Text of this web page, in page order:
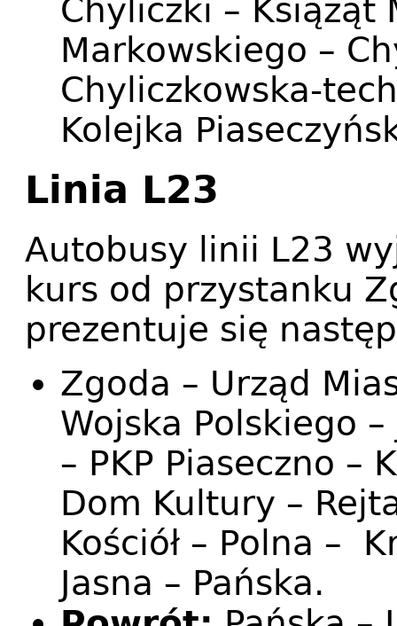
Chyliczki – Książąt
Markowskiego –
Chyliczkowska-
Kolejka
Linia L23
Autobusy linii L23
kurs od przystanku
prezentuje się
Zgoda – Urząd
Wojska Polskiego –
– PKP Piaseczno –
Dom Kultury –
Kościół – Polna –
Jasna – Pańska.